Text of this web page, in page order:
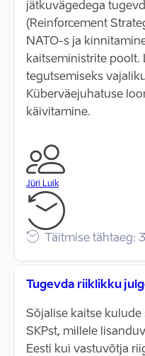
jätkuvägedega
(Reinforcement
NATO-s ja
kaitseministrite poolt.
tegutsemiseks
Küberväejuhatuse
käivitamine.
Jüri Luik
Täitmise tähtaeg:
Tugevda riiklikku
Sõjalise kaitse kulude
SKPst, millele
Eesti kui vastuvõtja